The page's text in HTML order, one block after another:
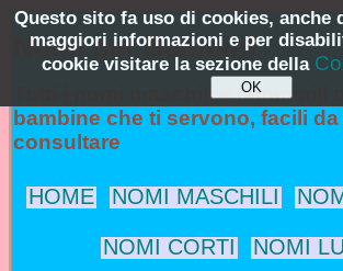
Questo sito fa uso di cookies, anche
maggiori informazioni e per
cookie visitare la sezione della
Nomi per Bambini
Tutti i nomi maschili e femminili
bambine che ti servono, facili da
consultare
HOME NOMI MASCHILI
NOMI CORTI NOMI